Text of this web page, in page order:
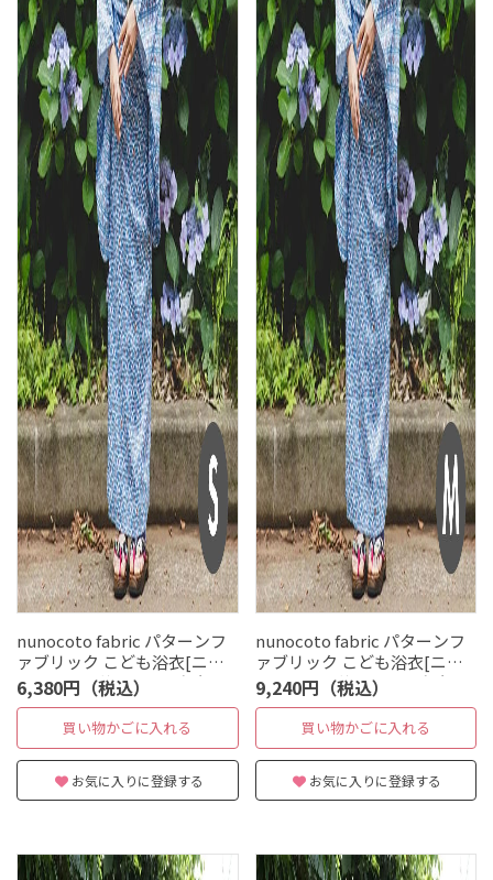
nunocoto fabric パターンフ
ァブリック こども浴衣[ニオ
イスミレと熊] Sサイズ（90～
100cm）
6,380円（税込）
買い物かごに入れる
お気に入りに登録する
nunocoto fabric パターンフ
ァブリック こども浴衣[ニオ
イスミレと熊] Mサイズ（120
～140cm）
9,240円（税込）
買い物かごに入れる
お気に入りに登録する